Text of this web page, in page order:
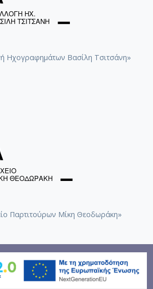
Ηχογραφημάτων Βασίλη Τσιτσάνη»
Παρτιτούρων Μίκη Θεοδωράκη»